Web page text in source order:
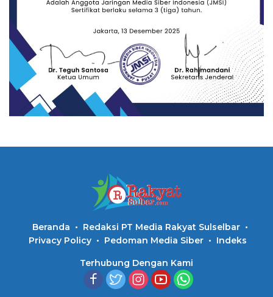
Beranda
Redaksi PT Media Rakyat Sulselbar
Privacy Policy
Pedoman Media Siber Indeks
Terhubung Dengan Kami